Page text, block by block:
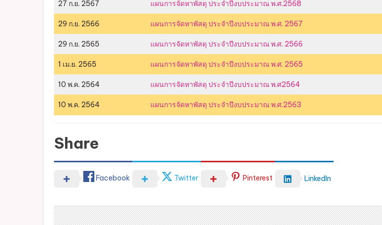
27 ก.ย. 2567 แผนการจัดหาพัสดุ ประจำปีงบประมาณ พ.ศ.2568
29 ก.ย. 2566 แผนการจัดหาพัสดุ ประจำปีงบประมาณ พ.ศ. 2567
29 ก.ย. 2565 แผนการจัดหาพัสดุ ประจำปีงบประมาณ พ.ศ. 2566
1 เม.ย. 2565 แผนการจัดหาพัสดุ ประจำปีงบประมาณ พ.ศ. 2565
10 พ.ค. 2564 แผนการจัดหาพัสดุ ประจำปีงบประมาณ พ.ศ2564
10 พ.ค. 2564 แผนการจัดหาพัสดุ ประจำปีงบประมาณ พ.ศ.2563
Share
Facebook Twitter Pinterest LinkedIn